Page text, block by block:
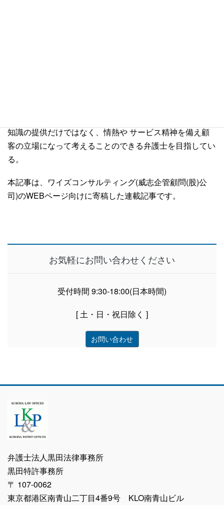
知識の提供だけではなく、情熱や サービス精神を備え顧
客の立場になって考えることのできる弁護士を目指してい
る。
本記事は、ワイズコンサルティング(威志企管顧問(股)公
司)のWEBページ向けに寄稿した連載記事です。
お気軽にお問い合わせください
受付時間 9:30-18:00(日本時間)
[ 土・日・祝日除く ]
お問い合わせ
弁護士法人黒田法律事務所
黒田特許事務所
〒 107-0062
東京都港区南青山二丁目4番9号 KLO南青山ビル